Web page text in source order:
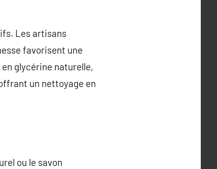
Les artisans
favorisent une
glycérine naturelle,
un nettoyage en
ou le savon